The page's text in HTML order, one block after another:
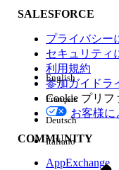
機能の影響
エディション
SALESFORCE
プライバシー
セキュリティ
利用規約
参加ガイドラ
Cookie プリ
お客様に
COMMUNITY
AppExchange
English
Français
Deutsch
Italiano